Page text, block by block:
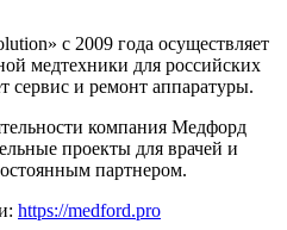
с 2009 года осуществляет
медтехники для российских
сервис и ремонт аппаратуры.
компания Медфорд
проекты для врачей и
партнером.
https://medford.pro